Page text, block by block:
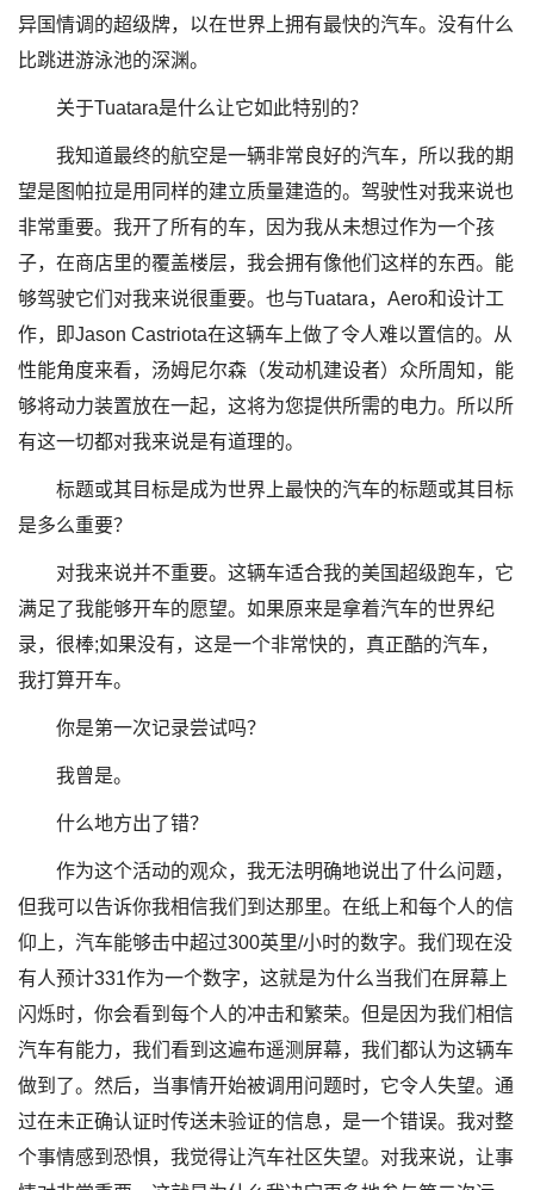
异国情调的超级牌，以在世界上拥有最快的汽车。没有什么
比跳进游泳池的深渊。
关于Tuatara是什么让它如此特别的？
我知道最终的航空是一辆非常良好的汽车，所以我的期
望是图帕拉是用同样的建立质量建造的。驾驶性对我来说也
非常重要。我开了所有的车，因为我从未想过作为一个孩
子，在商店里的覆盖楼层，我会拥有像他们这样的东西。能
够驾驶它们对我来说很重要。也与Tuatara，Aero和设计工
作，即Jason Castriota在这辆车上做了令人难以置信的。从
性能角度来看，汤姆尼尔森（发动机建设者）众所周知，能
够将动力装置放在一起，这将为您提供所需的电力。所以所
有这一切都对我来说是有道理的。
标题或其目标是成为世界上最快的汽车的标题或其目标
是多么重要？
对我来说并不重要。这辆车适合我的美国超级跑车，它
满足了我能够开车的愿望。如果原来是拿着汽车的世界纪
录，很棒;如果没有，这是一个非常快的，真正酷的汽车，
我打算开车。
你是第一次记录尝试吗？
我曾是。
什么地方出了错？
作为这个活动的观众，我无法明确地说出了什么问题，
但我可以告诉你我相信我们到达那里。在纸上和每个人的信
仰上，汽车能够击中超过300英里/小时的数字。我们现在没
有人预计331作为一个数字，这就是为什么当我们在屏幕上
闪烁时，你会看到每个人的冲击和繁荣。但是因为我们相信
汽车有能力，我们看到这遍布遥测屏幕，我们都认为这辆车
做到了。然后，当事情开始被调用问题时，它令人失望。通
过在未正确认证时传送未验证的信息，是一个错误。我对整
个事情感到恐惧，我觉得让汽车社区失望。对我来说，让事